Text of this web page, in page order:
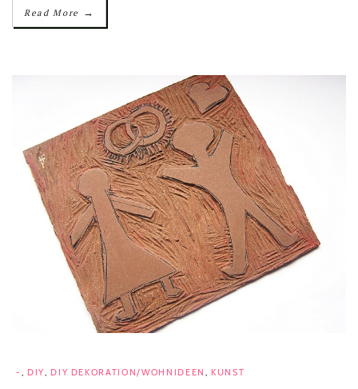
Read More →
- , DIY, DIY DEKORATION/WOHNIDEEN , KUNST